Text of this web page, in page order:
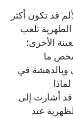
قد تكون أكثر
الظهرية تلعب
الأخرى؛
شخص ما
وبالدهشة في
قد أشارت إلى
عند